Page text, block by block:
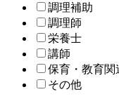
調理補助
調理師
栄養士
講師
保育・教育関
その他